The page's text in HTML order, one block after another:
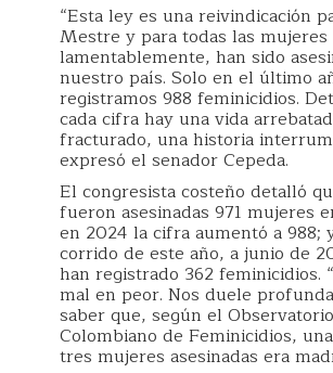
“Esta ley es una reivindicación
Mestre y para todas las mujeres
lamentablemente, han sido
nuestro país. Solo en el último
registramos 988 feminicidios.
cada cifra hay una vida
fracturado, una historia
expresó el senador Cepeda.
El congresista costeño detalló
fueron asesinadas 971 mujeres
en 2024 la cifra aumentó a 988;
corrido de este año, a junio de
han registrado 362 feminicidios.
mal en peor. Nos duele
saber que, según el Observatorio
Colombiano de Feminicidios,
tres mujeres asesinadas era